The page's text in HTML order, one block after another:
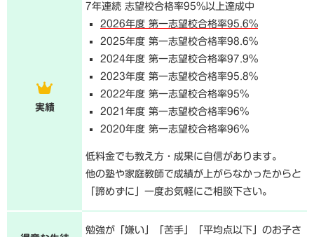
実績
7年連続 志望校合格率95%以上達成中
2026年度 第一志望校合格率95.6%
2025年度 第一志望校合格率98.6%
2024年度 第一志望校合格率97.9%
2023年度 第一志望校合格率95.8%
2022年度 第一志望校合格率95%
2021年度 第一志望校合格率96%
2020年度 第一志望校合格率96%
低料金でも教え方・成果に自信があります。
他の塾や家庭教師で成績が上がらなかったからと
「諦めずに」一度お気軽にご相談下さい。
勉強が「嫌い」「苦手」「平均点以下」のお子さ